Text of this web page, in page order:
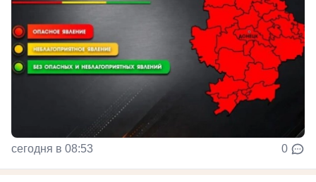
сегодня в 08:53 0